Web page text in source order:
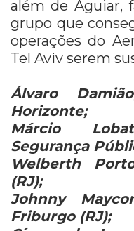
além de Aguiar,
grupo que
operações do
Tel Aviv serem
Álvaro
Horizonte;
Márcio
Segurança
Welberth
(RJ);
Johnny
Friburgo (RJ);